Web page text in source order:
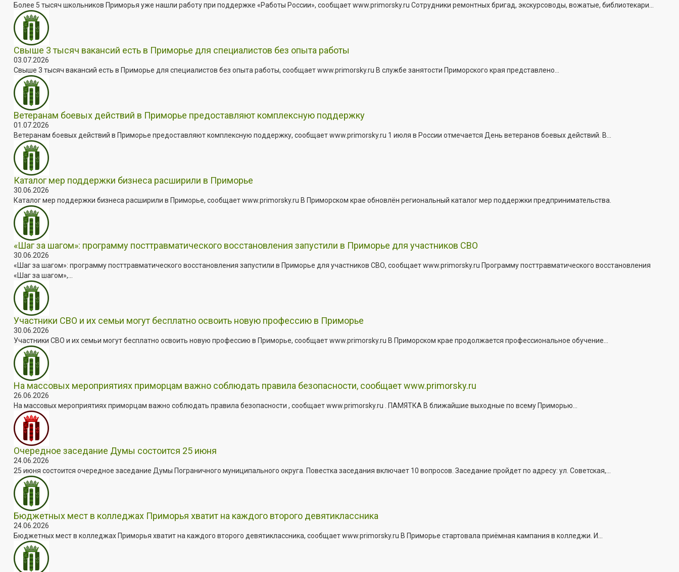
Более 5 тысяч школьников Приморья уже нашли работу при поддержке «Работы России», сообщает www.primorsky.ru Сотрудники ремонтных бригад, экскурсоводы, вожатые, библиотекари...
Свыше 3 тысяч вакансий есть в Приморье для специалистов без опыта работы
03.07.2026
Свыше 3 тысяч вакансий есть в Приморье для специалистов без опыта работы, сообщает www.primorsky.ru В службе занятости Приморского края представлено...
Ветеранам боевых действий в Приморье предоставляют комплексную поддержку
01.07.2026
Ветеранам боевых действий в Приморье предоставляют комплексную поддержку, сообщает www.primorsky.ru 1 июля в России отмечается День ветеранов боевых действий. В...
Каталог мер поддержки бизнеса расширили в Приморье
30.06.2026
Каталог мер поддержки бизнеса расширили в Приморье, сообщает www.primorsky.ru В Приморском крае обновлён региональный каталог мер поддержки предпринимательства.
«Шаг за шагом»: программу посттравматического восстановления запустили в Приморье для участников СВО
30.06.2026
«Шаг за шагом»: программу посттравматического восстановления запустили в Приморье для участников СВО, сообщает www.primorsky.ru Программу посттравматического восстановления
«Шаг за шагом»,...
Участники СВО и их семьи могут бесплатно освоить новую профессию в Приморье
30.06.2026
Участники СВО и их семьи могут бесплатно освоить новую профессию в Приморье, сообщает www.primorsky.ru В Приморском крае продолжается профессиональное обучение...
На массовых мероприятиях приморцам важно соблюдать правила безопасности, сообщает www.primorsky.ru
26.06.2026
На массовых мероприятиях приморцам важно соблюдать правила безопасности , сообщает www.primorsky.ru . ПАМЯТКА В ближайшие выходные по всему Приморью...
Очередное заседание Думы состоится 25 июня
24.06.2026
25 июня состоится очередное заседание Думы Пограничного муниципального округа. Повестка заседания включает 10 вопросов. Заседание пройдет по адресу: ул. Советская,...
Бюджетных мест в колледжах Приморья хватит на каждого второго девятиклассника
24.06.2026
Бюджетных мест в колледжах Приморья хватит на каждого второго девятиклассника, сообщает www.primorsky.ru В Приморье стартовала приёмная кампания в колледжи. И...